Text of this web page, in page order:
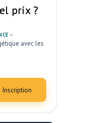
prix ?
–
avec les
Inscription